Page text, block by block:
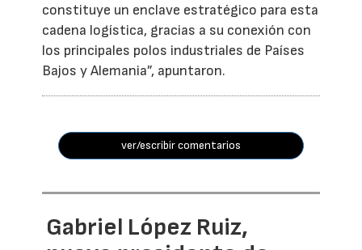
constituye un enclave estratégico para esta
cadena logística, gracias a su conexión con
los principales polos industriales de Países
Bajos y Alemania”, apuntaron.
ver/escribir comentarios
Gabriel López Ruiz,